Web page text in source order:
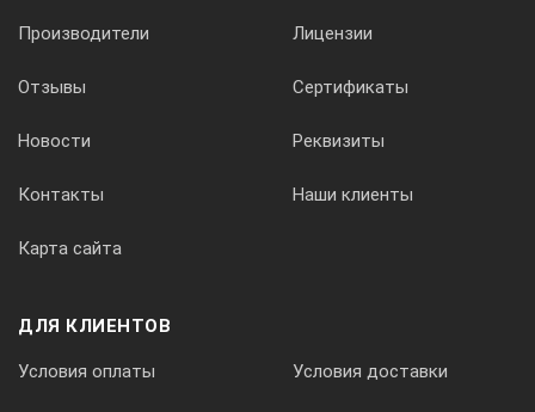
Производители Лицензии
Отзывы Сертификаты
Новости Реквизиты
Контакты Наши клиенты
Карта сайта
ДЛЯ КЛИЕНТОВ
Условия оплаты Условия доставки